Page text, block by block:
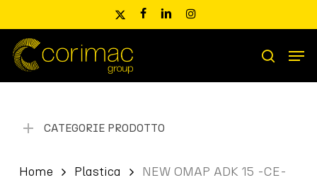
main
content
x-
facebooklinkedininstagram
Ricerca
prodotti
search
CATEGORIE PRODOTTO
Home Plastica NEW OMAP ADK 15 -CE-